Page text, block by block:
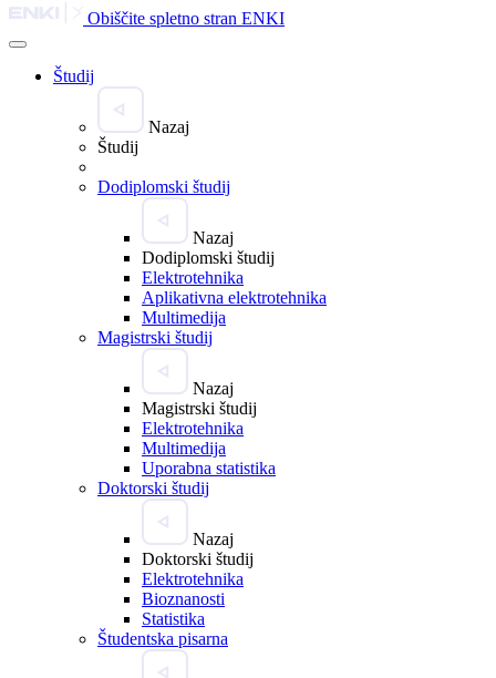
Obiščite spletno stran ENKI
Študij
Nazaj
Študij
Dodiplomski študij
Nazaj
Dodiplomski študij
Elektrotehnika
Aplikativna elektrotehnika
Multimedija
Magistrski študij
Nazaj
Magistrski študij
Elektrotehnika
Multimedija
Uporabna statistika
Doktorski študij
Nazaj
Doktorski študij
Elektrotehnika
Bioznanosti
Statistika
Študentska pisarna